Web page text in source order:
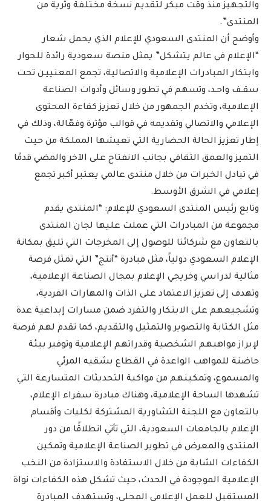
والتجهيز منذ وقت مبكر لتقديم نسخة مختلفة وثرية من
المنتدى”.
وأوضح أن المنتدى السعودي للإعلام الذي يحمل شعار
“الإعلام في عالم يتشكل” يمثل منصة سعودية رائدة للحوار
وابتكار المبادرات الإعلامية والاتصالية، تجمع المعنييـن تحت
سقـف واحـد، وتسهم في تطـور وسائل وأدوات الصناعة
الإعلامية، وتخدم الجمهور من خلال تعزيز كفاءة المحتوى
الإعلامي والاتصالي وتقديمه في قوالب مؤثرة وفعّالة، وذلك في
إطار تعزيز الحالة الحضارية التي تعيشها المملكة من حيث
التميز والعمق الثقافي بجانب الانفتاح على الآخر والمضي قدمًا
في تبادل الخبرات من خلال منتدى عالمي يعتبر أكبر تجمع
إعلامي في الشرق الأوسط.
وتابع رئيس المنتدى السعودي للإعلام: “المنتدى يقدم
مجموعة من المبادرات التي عملت عليها لجان المنتدى
بالتعاون مع شركائنا للوصول إلى المخرجات التي تليق بمكانة
الإعلام السعودي دولياً، مثل مبادرة “أنتج” التي تمثل فرصة
مثالية لدراسي وخريجي الإعلام بمجال الصناعة الإعلامية،
وتهدف إلى تعزيز الاعتماد على الذات والمهارات الفردية،
وتشجيعهم على الابتكار والتفرد ضمن مسارات إبداعية عدة
مثل الكتابة والتصوير والتمثيل والتقديم، كما تقدم لهم فرصة
لإبراز مواهبهم الشخصية وقدراتهم الإعلامية وتوفير بيئة
حاضنة للمواهب الواعدة في القطاع بشقيه المرئي
والمسموع، وتمكينهم من مواكبة التحديثات المتسارعة التي
تشهدها الساحة الإعلامية، وهناك مبادرة سفراء الإعلام،
بالتعاون مع اللجنة التشاورية المشتركة لكليات وأقسام
الإعلام بالجامعات السعودية، التي تأتي انطلاقًا من دور
المنتدى والمعرض في تطوير الصناعة الإعلامية وتمكين
الكفاءات الشابة من خلال الاستفادة والاستزادة من النخب
الإعلامية الموجودة في الحدث، حيث تشكل هذه الكفاءات نواة
المستقبل للعمل الإعلامي المحلي، وتستهدف المبادرة